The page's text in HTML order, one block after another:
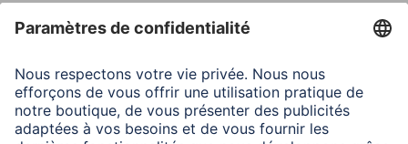
Système d’exploitation : Android 6.0 et iOS 12.0 ou
Information des consommateurs